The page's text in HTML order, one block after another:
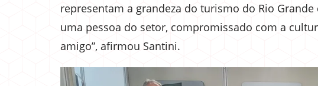
representam a grandeza do turismo do Rio
uma pessoa do setor, compromissado com a
amigo”, afirmou Santini.